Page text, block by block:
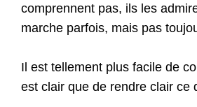
comprennent pas, ils les
marche parfois, mais pas
Il est tellement plus facile de
est clair que de rendre clair ce